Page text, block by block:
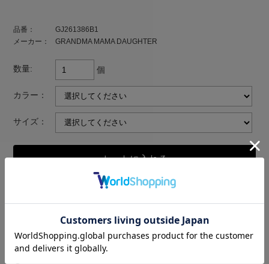
品番：
GJ261386B1
メーカー：
GRANDMA MAMA DAUGHTER
カラー：
サイズ：
数量: 個